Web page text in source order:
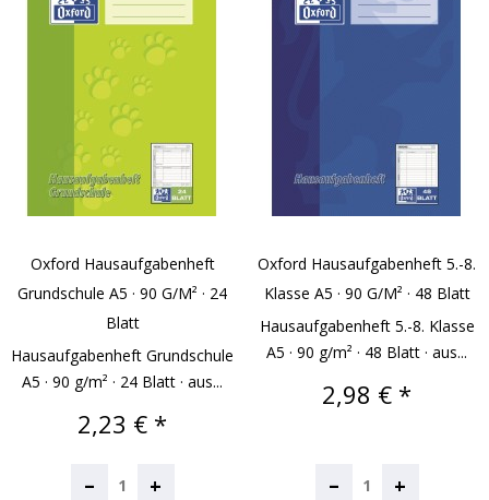
Oxford Hausaufgabenheft
Grundschule A5 · 90 G/m² · 24
Blatt
Hausaufgabenheft Grundschule
A5 · 90 g/m² · 24 Blatt · aus...
Preis
2,23 € *
– +
Oxford Hausaufgabenheft 5.-8.
Klasse A5 · 90 G/m² · 48 Blatt
Hausaufgabenheft 5.-8. Klasse
A5 · 90 g/m² · 48 Blatt · aus...
Preis
2,98 € *
– +